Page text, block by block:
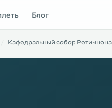
Блог
Кафедральный собор Ретимнона